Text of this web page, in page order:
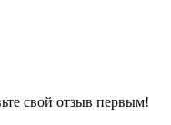
свой отзыв первым!